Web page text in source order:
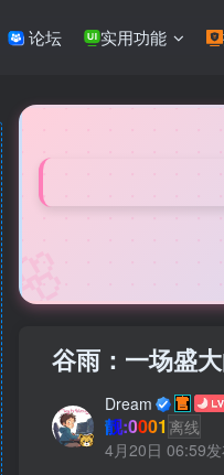
论坛 实用功能
🌸
谷雨：一场盛
Dream
靓:0001 离线
4月20日 06:59